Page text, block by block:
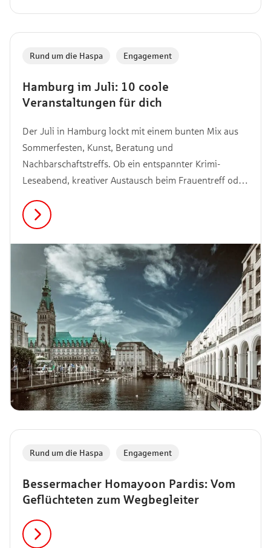
Hamburg im Juli: 10 coole
Veranstaltungen für dich
Rund um die Haspa Engagement
Der Juli in Hamburg lockt mit einem bunten Mix aus
Sommerfesten, Kunst, Beratung und
Nachbarschaftstreffs. Ob ein entspannter Krimi-
Leseabend, kreativer Austausch beim Frauentreff oder
haben die Highlights des Monats für dich
zusammengestellt. Entdecke jetzt, welche
Veranstaltungen im Juli in deiner Nähe auf dich
warten.
Bessermacher Homayoon Pardis: Vom
Geflüchteten zum Wegbegleiter
Rund um die Haspa Engagement